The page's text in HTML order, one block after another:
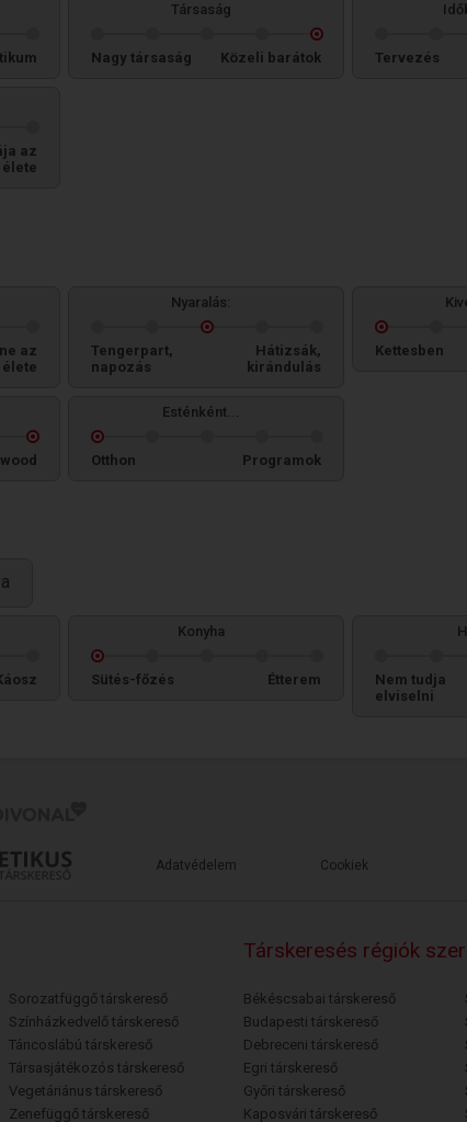
Társaság
Nagy társaság Közeli barátok Tervezés
az
élete
az
élete
Nyaralás:
Tengerpart,
napozás
Hátizsák,
kirándulás
Kettesben
Esténként...
Otthon Programok
Konyha
Sütés-főzés Étterem
Nem tudja
elviselni
Adatvédelem Cookiek
Sorozatfüggő társkereső
Színházkedvelő társkereső
Táncoslábú társkereső
Társasjátékozós társkereső
Vegetáriánus társkereső
Zenefüggő társkereső
Társkeresés régiók
Békéscsabai társkereső
Budapesti társkereső
Debreceni társkereső
Egri társkereső
Győri társkereső
Kaposvári társkereső